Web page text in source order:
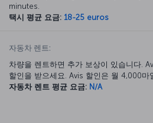
minutes.
택시 평균 요금: 18-25 euros
자동차 렌트:
차량을 렌트하면 추가 보상이 있습니다.
할인을 받으세요. Avis 할인은 월 4,000마
자동차 렌트 평균 요금: N/A